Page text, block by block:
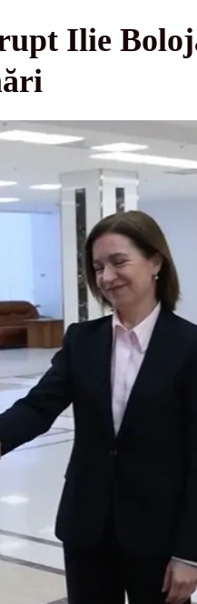
Ilie